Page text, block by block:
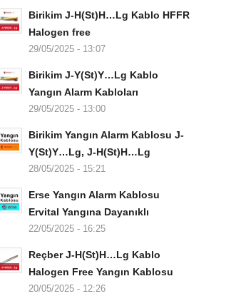
Birikim J-H(St)H…Lg Kablo HFFR
Halogen free
29/05/2025 - 13:07
Birikim J-Y(St)Y…Lg Kablo
Yangın Alarm Kabloları
29/05/2025 - 13:00
Birikim Yangın Alarm Kablosu J-
Y(St)Y…Lg, J-H(St)H…Lg
28/05/2025 - 15:21
Erse Yangın Alarm Kablosu
Ervital Yangına Dayanıklı
22/05/2025 - 16:25
Reçber J-H(St)H…Lg Kablo
Halogen Free Yangın Kablosu
20/05/2025 - 12:26